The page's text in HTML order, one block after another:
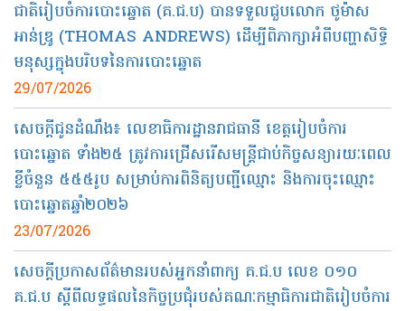
ជាតិរៀបចំការបោះឆ្នោត (គ.ជ.ប) បានទទួលជួបលោក ថូម៉ាស
អាន់ឌ្រូ (THOMAS ANDREWS) ដើម្បីពិភាក្សាអំពីបញ្ហាសិទ្ធិ
មនុស្សក្នុងបរិបទនៃការបោះឆ្នោត
29/07/2026
សេចក្ដីជូនដំណឹង៖ លេខាធិការដ្ឋានរាជធានី ខេត្តរៀបចំការ
បោះឆ្នោត ទាំង២៥ ត្រូវការជ្រើសរើសមន្ត្រីជាប់កិច្ចសន្យារយៈពេល
ខ្លីចំនួន ៥៥៥រូប សម្រាប់ការពិនិត្យបញ្ជីឈ្មោះ និងការចុះឈ្មោះ
បោះឆ្នោតឆ្នាំ២០២៦
23/07/2026
សេចក្តីប្រកាសព័ត៌មានរបស់អ្នកនាំពាក្យ​ គ.ជ.ប លេខ​ ០១០​
គ.ជ.ប​ ស្តីពីលទ្ធផលនៃកិច្ចប្រជុំរបស់គណៈកម្មាធិការជាតិរៀបចំការ